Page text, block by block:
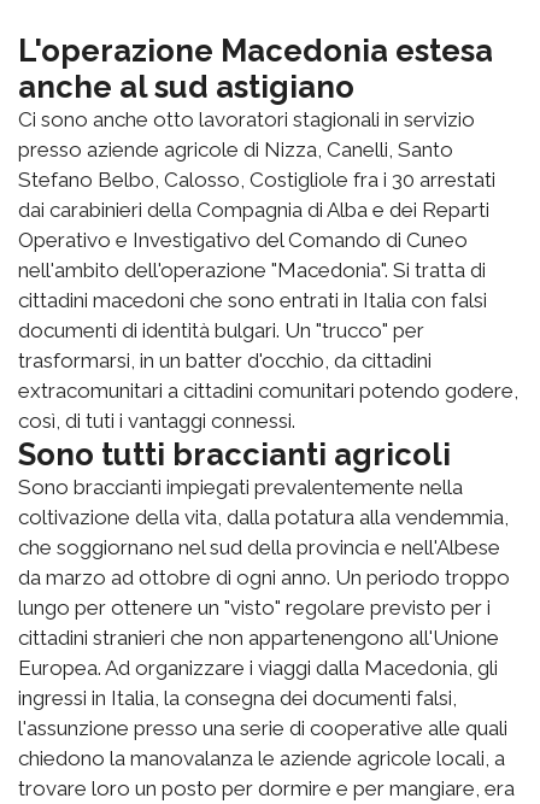
L'operazione Macedonia estesa
anche al sud astigiano
Ci sono anche otto lavoratori stagionali in servizio
presso aziende agricole di Nizza, Canelli, Santo
Stefano Belbo, Calosso, Costigliole fra i 30 arrestati
dai carabinieri della Compagnia di Alba e dei Reparti
Operativo e Investigativo del Comando di Cuneo
nell'ambito dell'operazione "Macedonia". Si tratta di
cittadini macedoni che sono entrati in Italia con falsi
documenti di identità bulgari. Un "trucco" per
trasformarsi, in un batter d'occhio, da cittadini
extracomunitari a cittadini comunitari potendo godere,
così, di tuti i vantaggi connessi.
Sono tutti braccianti agricoli
Sono braccianti impiegati prevalentemente nella
coltivazione della vita, dalla potatura alla vendemmia,
che soggiornano nel sud della provincia e nell'Albese
da marzo ad ottobre di ogni anno. Un periodo troppo
lungo per ottenere un "visto" regolare previsto per i
cittadini stranieri che non appartenengono all'Unione
Europea. Ad organizzare i viaggi dalla Macedonia, gli
ingressi in Italia, la consegna dei documenti falsi,
l'assunzione presso una serie di cooperative alle quali
chiedono la manovalanza le aziende agricole locali, a
trovare loro un posto per dormire e per mangiare, era